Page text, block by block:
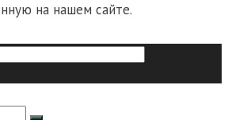
на нашем сайте.